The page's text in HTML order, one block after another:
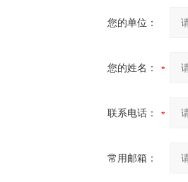
您的单位：
您的姓名：
联系电话：
常用邮箱：